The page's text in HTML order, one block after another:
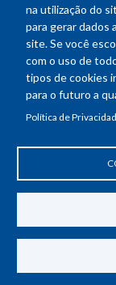
na utilização do
para gerar dados
site. Se você
com o uso de
tipos de cookies
para o futuro a
Política de
Horário de